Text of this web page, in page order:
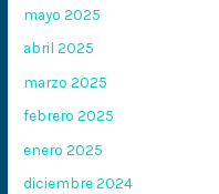
mayo 2025
abril 2025
marzo 2025
febrero 2025
enero 2025
diciembre 2024